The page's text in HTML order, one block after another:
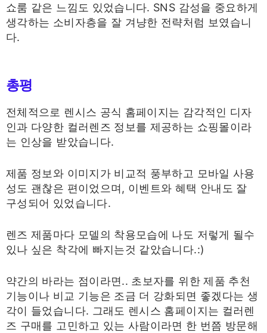
쇼룸 같은 느낌도 있었습니다. SNS 감성을 중요하게
생각하는 소비자층을 잘 겨냥한 전략처럼 보였습니
다.
총평
전체적으로 렌시스 공식 홈페이지는 감각적인 디자
인과 다양한 컬러렌즈 정보를 제공하는 쇼핑몰이라
는 인상을 받았습니다.
제품 정보와 이미지가 비교적 풍부하고 모바일 사용
성도 괜찮은 편이었으며, 이벤트와 혜택 안내도 잘
구성되어 있었습니다.
렌즈 제품마다 모델의 착용모습에 나도 저렇게 될수
있나 싶은 착각에 빠지는것 같았습니다.:)
약간의 바라는 점이라면.. 초보자를 위한 제품 추천
기능이나 비교 기능은 조금 더 강화되면 좋겠다는 생
각이 들었습니다. 그래도 렌시스 홈페이지는 컬러렌
즈 구매를 고민하고 있는 사람이라면 한 번쯤 방문해